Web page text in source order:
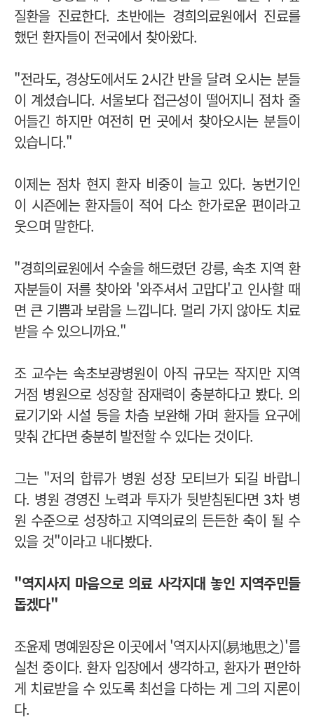
질환을 진료한다. 초반에는 경희의료원에서 진료를
했던 환자들이 전국에서 찾아왔다.
"전라도, 경상도에서도 2시간 반을 달려 오시는 분들
이 계셨습니다. 서울보다 접근성이 떨어지니 점차 줄
어들긴 하지만 여전히 먼 곳에서 찾아오시는 분들이
있습니다."
이제는 점차 현지 환자 비중이 늘고 있다. 농번기인
이 시즌에는 환자들이 적어 다소 한가로운 편이라고
웃으며 말한다.
"경희의료원에서 수술을 해드렸던 강릉, 속초 지역 환
자분들이 저를 찾아와 '와주셔서 고맙다'고 인사할 때
면 큰 기쁨과 보람을 느낍니다. 멀리 가지 않아도 치료
받을 수 있으니까요."
조 교수는 속초보광병원이 아직 규모는 작지만 지역
거점 병원으로 성장할 잠재력이 충분하다고 봤다. 의
료기기와 시설 등을 차츰 보완해 가며 환자들 요구에
맞춰 간다면 충분히 발전할 수 있다는 것이다.
그는 "저의 합류가 병원 성장 모티브가 되길 바랍니
다. 병원 경영진 노력과 투자가 뒷받침된다면 3차 병
원 수준으로 성장하고 지역의료의 든든한 축이 될 수
있을 것"이라고 내다봤다.
"역지사지 마음으로 의료 사각지대 놓인 지역주민들
돕겠다"
조윤제 명예원장은 이곳에서 '역지사지(易地思之)'를
실천 중이다. 환자 입장에서 생각하고, 환자가 편안하
게 치료받을 수 있도록 최선을 다하는 게 그의 지론이
다.